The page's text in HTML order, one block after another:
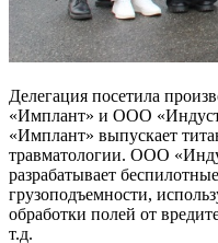
Делегация посетила
«Имплант» и ООО
«Имплант» выпускает
травматологии. ООО
разрабатывает
грузоподъемности,
обработки полей от
т.д.